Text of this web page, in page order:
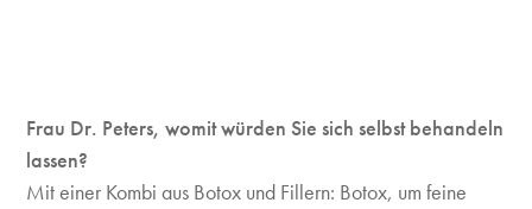
Frau Dr. Peters, womit würden Sie sich selbst behandeln
lassen?
Mit einer Kombi aus Botox und Fillern: Botox, um feine